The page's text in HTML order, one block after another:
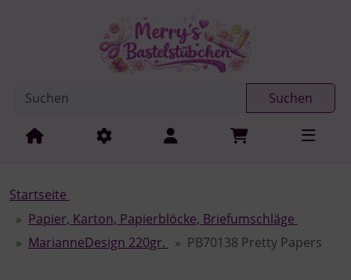
Springe zur Navigation
Suchen
Startseite
Papier, Karton, Papierblöcke, Briefumschläge
MarianneDesign 220gr.
PB70138 Pretty Papers